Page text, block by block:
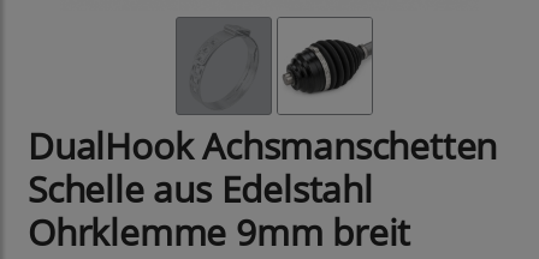
DualHook Achsmanschetten
Schelle aus Edelstahl
Ohrklemme 9mm breit